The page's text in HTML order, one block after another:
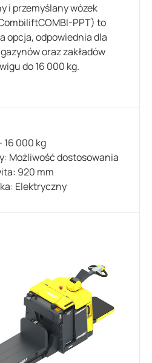
i przemyślany wózek
PPT) to
opcja, odpowiednia dla
oraz zakładów
do 16 000 kg.
16 000 kg
Możliwość dostosowania
920 mm
Elektryczny